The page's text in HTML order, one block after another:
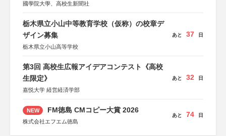
國學院大學、高校生新聞社
栃木県立小山中等教育学校（仮称）の校章デ
ザイン募集
栃木県立小山高等学校
あと 37 日
第3回 高校生広報アイデアコンテスト《高校
生限定》
嘉悦大学 経営経済学部
あと 32 日
NEW FM徳島 CMコピー大賞 2026
株式会社エフエム徳島
あと 74 日